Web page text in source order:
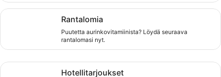
Rantalomia
Puutetta aurinkovitamiinista? Löydä seuraava
rantalomasi nyt.
Rantalomia, Puutetta aurinkovitamiinista? Löydä seuraava
Hotellitarjoukset
Hotellitarjoukset, Löydä täydellinen majoitus, olipa